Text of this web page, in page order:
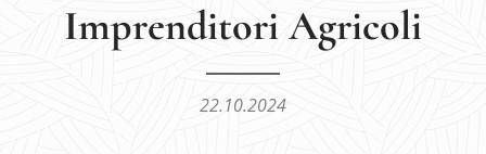
Imprenditori Agricoli
22.10.2024